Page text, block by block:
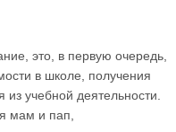
это, в первую очередь,
в школе, получения
из учебной деятельности.
мам и пап,